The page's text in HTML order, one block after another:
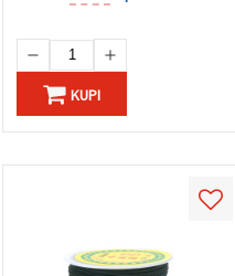
KUPI